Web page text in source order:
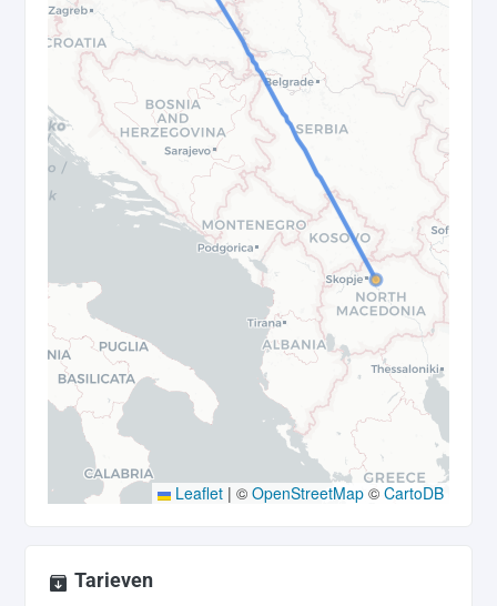
Leaflet | © OpenStreetMap © CartoDB
Tarieven